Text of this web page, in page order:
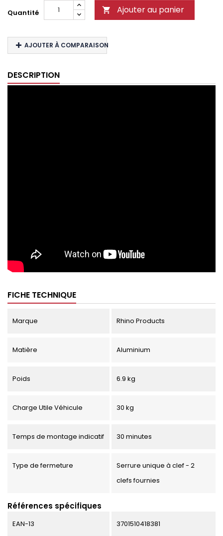
Quantité  Ajouter au panier
AJOUTER À COMPARAISON
DESCRIPTION
FICHE TECHNIQUE
Marque Rhino Products
Matière Aluminium
Poids 6.9 kg
Charge Utile Véhicule 30 kg
Temps de montage indicatif 30 minutes
Type de fermeture
Serrure unique à clef - 2
clefs fournies
Références spécifiques
EAN-13 3701510418381